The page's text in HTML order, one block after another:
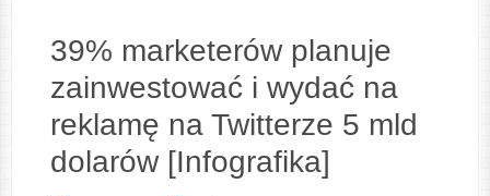
39% marketerów planuje
zainwestować i wydać na
reklamę na Twitterze 5 mld
dolarów [Infografika]